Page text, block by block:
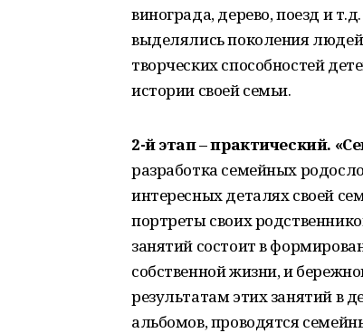
винограда, дерево, поезд и
выделялись поколения
творческих способностей
истории своей семьи.
2-й этап – практический.
разработка семейных
интересных деталях своей
портреты своих
занятий состоит в
собственной жизни, и
результатам этих занятий в
альбомов, проводятся